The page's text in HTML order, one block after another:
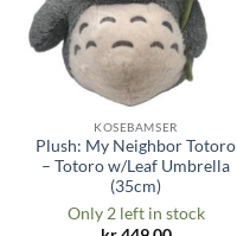
KOSEBAMSER
Plush: My Neighbor Totoro
– Totoro w/Leaf Umbrella
(35cm)
Only 2 left in stock